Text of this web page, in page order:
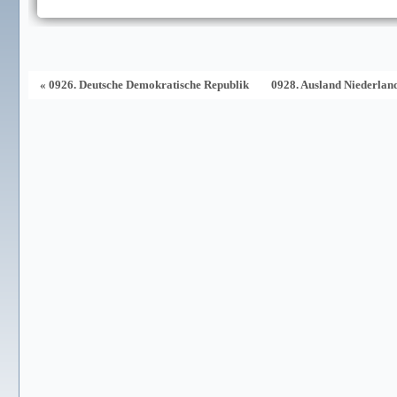
« 0926. Deutsche Demokratische Republik 0928. Ausland